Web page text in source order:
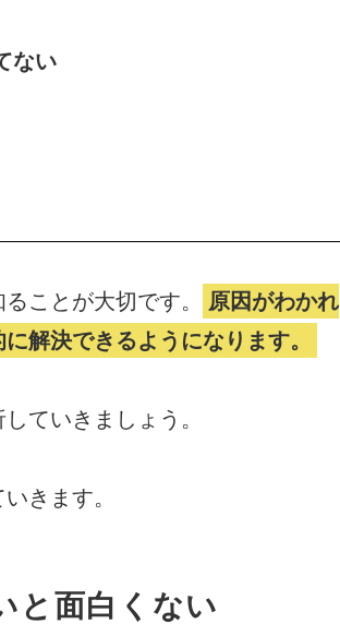
ない
ことが大切です。
原因がわかれ
解決できるようになります。
ていきましょう。
きます。
と面白くない